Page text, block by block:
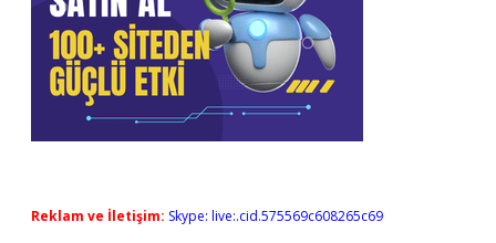
Reklam ve İletişim: Skype: live:.cid.575569c608265c69